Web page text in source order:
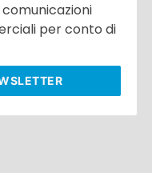
per conto di